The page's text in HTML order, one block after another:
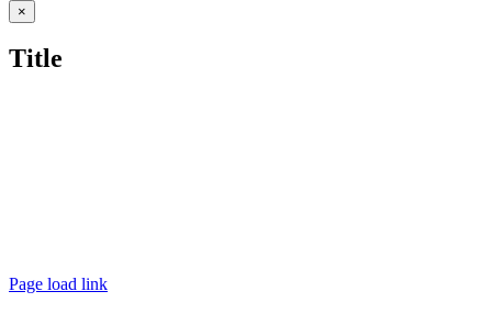
Zatvoriť
rýchle
produktu
×
Title
Page load link